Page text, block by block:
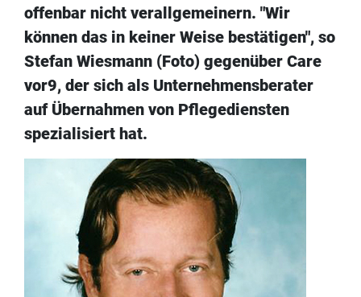
offenbar nicht verallgemeinern. "Wir
können das in keiner Weise bestätigen", so
Stefan Wiesmann (Foto) gegenüber Care
vor9, der sich als Unternehmensberater
auf Übernahmen von Pflegediensten
spezialisiert hat.